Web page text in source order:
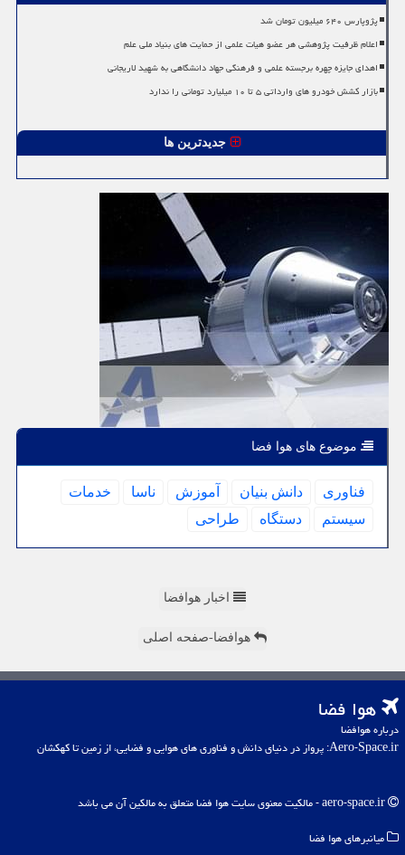
پژوپارس ۶۴۰ میلیون تومان شد
اعلام ظرفیت پژوهشی هر عضو هیات علمی از حمایت های بنیاد ملی علم
اهدای جایزه چهره برجسته علمی و فرهنگی جهاد دانشگاهی به شهید لاریجانی
بازار کشش خودرو های وارداتی ۵ تا ۱۰ میلیارد تومانی را ندارد
جدیدترین ها
موضوع های هوا فضا
فناوری دانش بنیان آموزش ناسا
خدمات
سیستم
دستگاه طراحی
اخبار هوافضا
هوافضا-صفحه اصلی
هوا فضا
درباره هوافضا
Aero-Space.ir: پرواز در دنیای دانش و فناوری های هوایی و فضایی، از زمین تا کهکشان
میانبرهای هوا فضا